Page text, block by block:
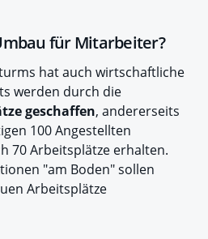
für Mitarbeiter?
hat auch wirtschaftliche
werden durch die
geschaffen, andererseits
100 Angestellten
70 Arbeitsplätze erhalten.
"am Boden" sollen
Arbeitsplätze